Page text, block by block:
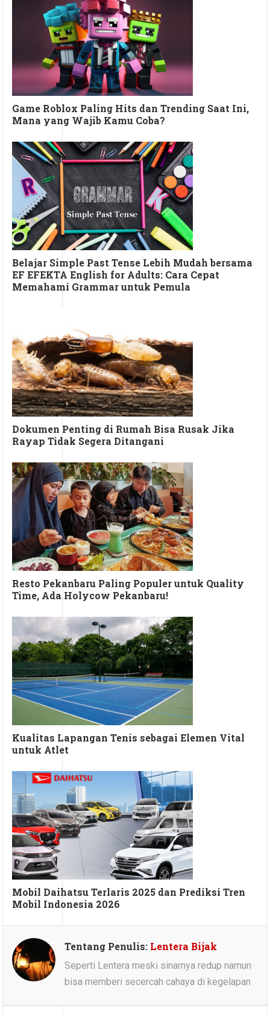
Game Roblox Paling Hits dan Trending Saat Ini,
Mana yang Wajib Kamu Coba?
Belajar Simple Past Tense Lebih Mudah bersama
EF EFEKTA English for Adults: Cara Cepat
Memahami Grammar untuk Pemula
Dokumen Penting di Rumah Bisa Rusak Jika
Rayap Tidak Segera Ditangani
Resto Pekanbaru Paling Populer untuk Quality
Time, Ada Holycow Pekanbaru!
Kualitas Lapangan Tenis sebagai Elemen Vital
untuk Atlet
Mobil Daihatsu Terlaris 2025 dan Prediksi Tren
Mobil Indonesia 2026
Tentang Penulis: Lentera Bijak
Seperti Lentera meski sinarnya redup namun
bisa memberi secercah cahaya di kegelapan